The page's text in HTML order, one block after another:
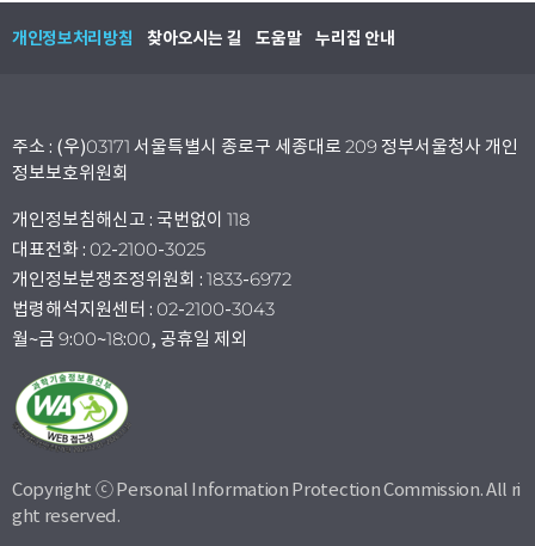
개인정보처리방침 찾아오시는 길 도움말 누리집 안내
주소 : (우)03171 서울특별시 종로구 세종대로 209 정부서울청사 개인
정보보호위원회
개인정보침해신고 : 국번없이 118
대표전화 : 02-2100-3025
개인정보분쟁조정위원회 : 1833-6972
법령해석지원센터 : 02-2100-3043
월~금 9:00~18:00, 공휴일 제외
Copyright ⓒ Personal Information Protection Commission. All ri
ght reserved.